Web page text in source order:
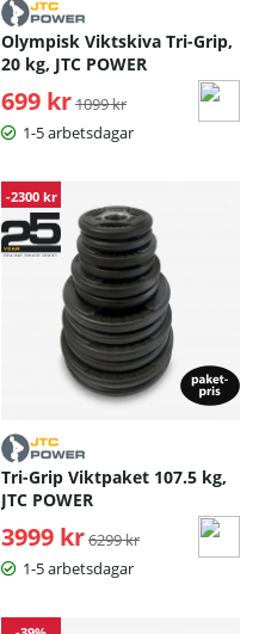
Olympisk Viktskiva Tri-Grip,
20 kg, JTC POWER
699 kr Ordinarie pris:
1099 kr
1-5 arbetsdagar
-2300 kr
Tri-Grip Viktpaket 107.5 kg,
JTC POWER
3999 kr Ordinarie pris:
6299 kr
1-5 arbetsdagar